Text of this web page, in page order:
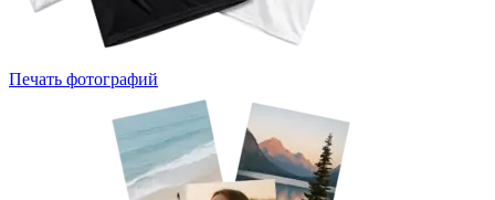
Печать фотографий